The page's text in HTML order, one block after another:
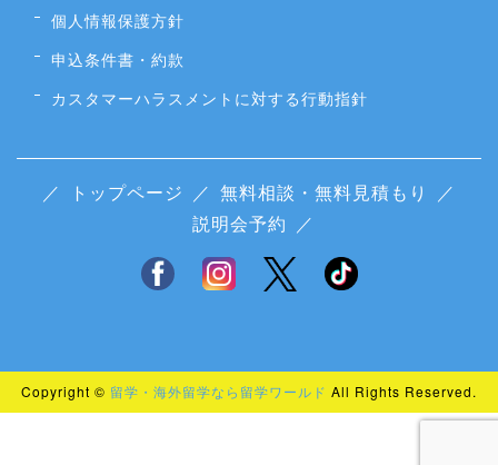
個人情報保護方針
申込条件書・約款
カスタマーハラスメントに対する行動指針
／ トップページ ／ 無料相談・無料見積もり
／
説明会予約 ／
Copyright © 留学・海外留学なら留学ワールド All Rights Reserved.